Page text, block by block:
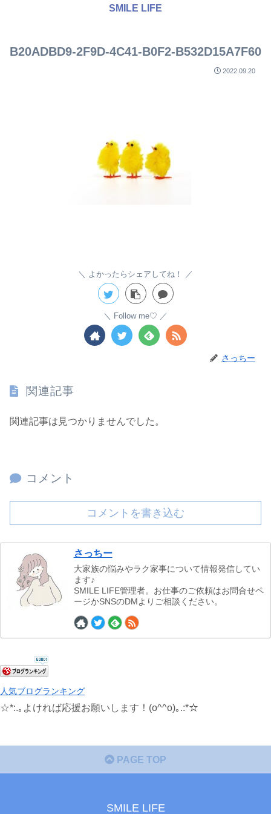
SMILE LIFE
B20ADBD9-2F9D-4C41-B0F2-B532D15A7F60
2022.09.20
よかったらシェアしてね！
Follow me♡
さっちー
関連記事
関連記事は見つかりませんでした。
コメント
コメントを書き込む
さっちー
大家族の悩みやラク家事について情報発信してい
ます♪
SMILE LIFE管理者。お仕事のご依頼はお問合せペ
ージかSNSのDMよりご相談ください。
人気ブログランキング
☆*:.｡よければ応援お願いします！(o^^o)｡.:*☆
PAGE TOP
SMILE LIFE